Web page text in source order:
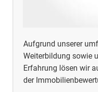
Aufgrund unserer
Weiterbildung sowie
Erfahrung lösen wir
der